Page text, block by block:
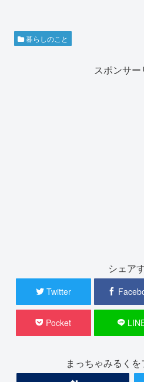
暮らしのこと
スポンサー
シェア
Twitter
Pocket
まっちゃみるく